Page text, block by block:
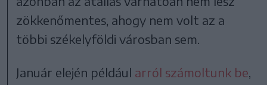
zökkenőmentes, ahogy nem volt az a
többi székelyföldi városban sem.
Január elején például arról számoltunk be